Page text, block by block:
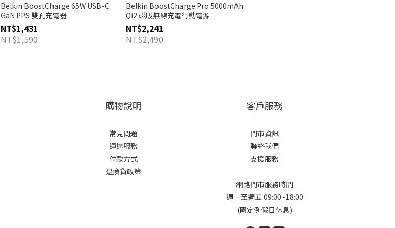
Belkin BoostCharge 65W USB-C
GaN PPS 雙孔充電器
NT$1,431
NT$1,590
Belkin BoostCharge Pro 5000mAh
Qi2 磁吸無線充電行動電源
NT$2,241
NT$2,490
購物說明
常見問題
運送服務
付款方式
退換貨政策
客戶服務
門市資訊
聯絡我們
支援服務
網路門市服務時間
週一至週五 09:00~18:00
(國定例假日休息)